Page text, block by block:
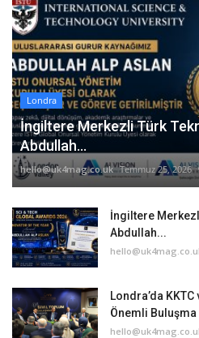
Londra
İngiltere Merkezli Türk
Abdullah...
hello@uk4mag.co.uk Temmuz 25, 2026
İngiltere
Abdullah...
Londra’da
Önemli Buluşma